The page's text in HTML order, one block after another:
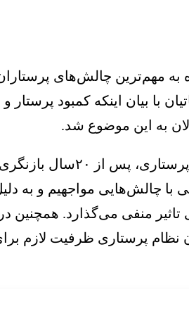
به مهم‌ترین چالش‌‌‌های
با بیان اینکه کمبود
به این موضوع شد.
وی ادامه داد: انتظار
مواجهیم و به دلیل
منفی می‌‌‌گذارد. همچنین
پرستاری ظرفیت لازم